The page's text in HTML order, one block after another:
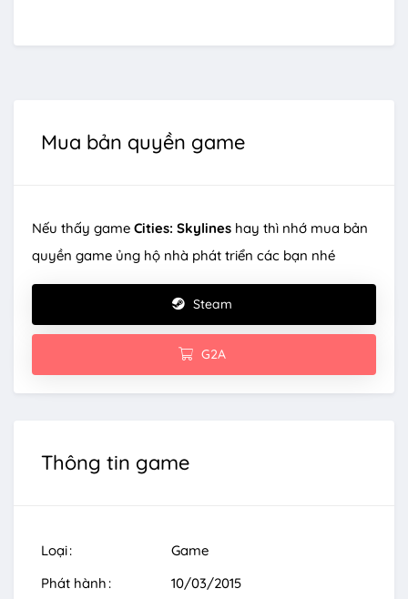
Mua bản quyền game
Nếu thấy game Cities: Skylines hay thì nhớ mua bản
quyền game ủng hộ nhà phát triển các bạn nhé
Steam
G2A
Thông tin game
Loại
Game
Phát hành
10/03/2015